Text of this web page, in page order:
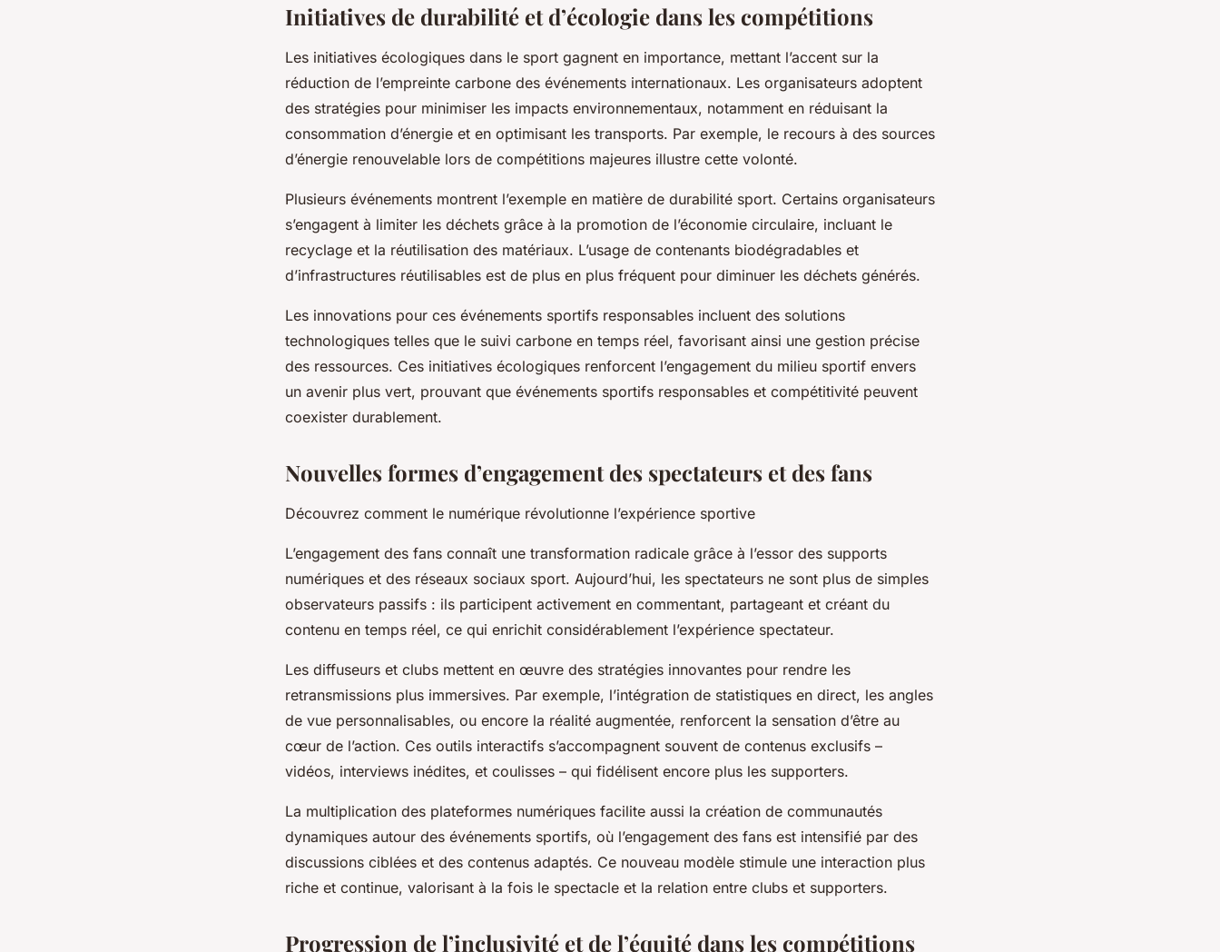
Initiatives de durabilité et d’écologie dans les compétitions
Les initiatives écologiques dans le sport gagnent en importance, mettant l’accent sur la
réduction de l’empreinte carbone des événements internationaux. Les organisateurs adoptent
des stratégies pour minimiser les impacts environnementaux, notamment en réduisant la
consommation d’énergie et en optimisant les transports. Par exemple, le recours à des sources
d’énergie renouvelable lors de compétitions majeures illustre cette volonté.
Plusieurs événements montrent l’exemple en matière de durabilité sport. Certains organisateurs
s’engagent à limiter les déchets grâce à la promotion de l’économie circulaire, incluant le
recyclage et la réutilisation des matériaux. L’usage de contenants biodégradables et
d’infrastructures réutilisables est de plus en plus fréquent pour diminuer les déchets générés.
Les innovations pour ces événements sportifs responsables incluent des solutions
technologiques telles que le suivi carbone en temps réel, favorisant ainsi une gestion précise
des ressources. Ces initiatives écologiques renforcent l’engagement du milieu sportif envers
un avenir plus vert, prouvant que événements sportifs responsables et compétitivité peuvent
coexister durablement.
Nouvelles formes d’engagement des spectateurs et des fans
Découvrez comment le numérique révolutionne l’expérience sportive
L’engagement des fans connaît une transformation radicale grâce à l’essor des supports
numériques et des réseaux sociaux sport. Aujourd’hui, les spectateurs ne sont plus de simples
observateurs passifs : ils participent activement en commentant, partageant et créant du
contenu en temps réel, ce qui enrichit considérablement l’expérience spectateur.
Les diffuseurs et clubs mettent en œuvre des stratégies innovantes pour rendre les
retransmissions plus immersives. Par exemple, l’intégration de statistiques en direct, les angles
de vue personnalisables, ou encore la réalité augmentée, renforcent la sensation d’être au
cœur de l’action. Ces outils interactifs s’accompagnent souvent de contenus exclusifs –
vidéos, interviews inédites, et coulisses – qui fidélisent encore plus les supporters.
La multiplication des plateformes numériques facilite aussi la création de communautés
dynamiques autour des événements sportifs, où l’engagement des fans est intensifié par des
discussions ciblées et des contenus adaptés. Ce nouveau modèle stimule une interaction plus
riche et continue, valorisant à la fois le spectacle et la relation entre clubs et supporters.
Progression de l’inclusivité et de l’équité dans les compétitions